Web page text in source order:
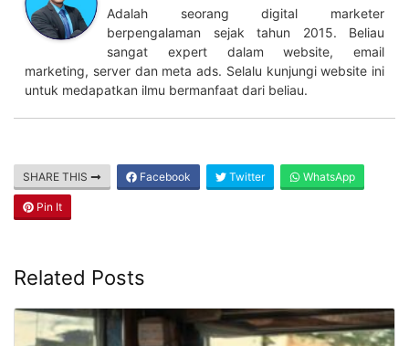
Adalah seorang digital marketer
berpengalaman sejak tahun 2015. Beliau
sangat expert dalam website, email
marketing, server dan meta ads. Selalu kunjungi website ini
untuk medapatkan ilmu bermanfaat dari beliau.
SHARE THIS Facebook Twitter WhatsApp
Pin It
Related Posts